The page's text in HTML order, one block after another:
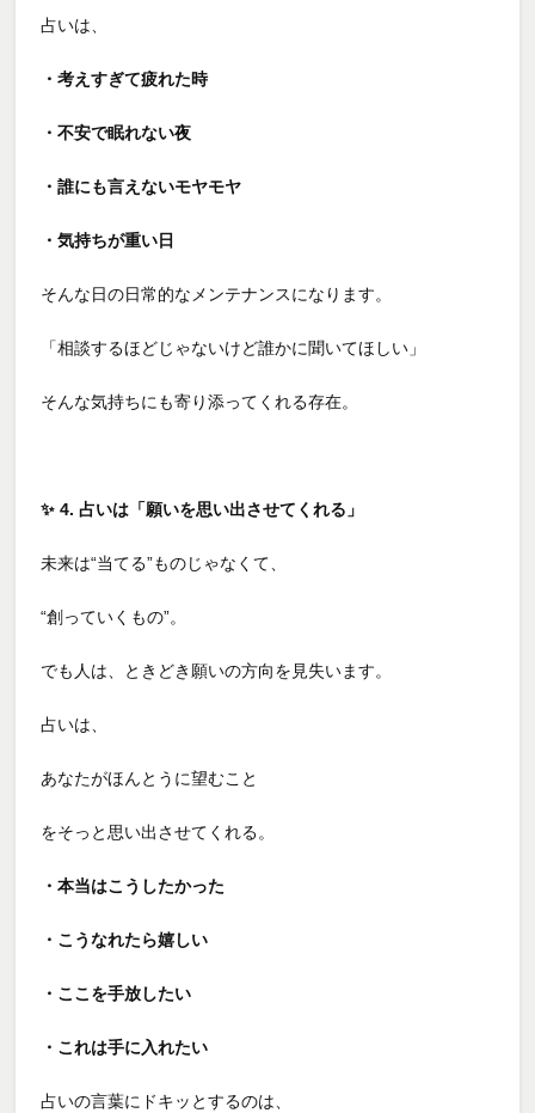
占いは、
・考えすぎて疲れた時
・不安で眠れない夜
・誰にも言えないモヤモヤ
・気持ちが重い日
そんな日の日常的なメンテナンスになります。
「相談するほどじゃないけど誰かに聞いてほしい」
そんな気持ちにも寄り添ってくれる存在。
✨ 4. 占いは「願いを思い出させてくれる」
未来は“当てる”ものじゃなくて、
“創っていくもの”。
でも人は、ときどき願いの方向を見失います。
占いは、
あなたがほんとうに望むこと
をそっと思い出させてくれる。
・本当はこうしたかった
・こうなれたら嬉しい
・ここを手放したい
・これは手に入れたい
占いの言葉にドキッとするのは、